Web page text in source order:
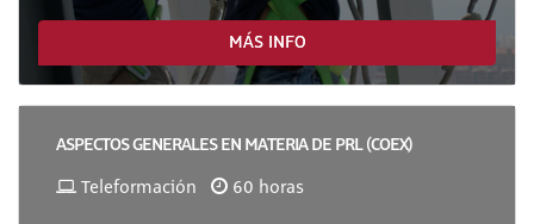
MÁS INFO
ASPECTOS GENERALES EN MATERIA DE PRL (COEX)
Teleformación 60 horas